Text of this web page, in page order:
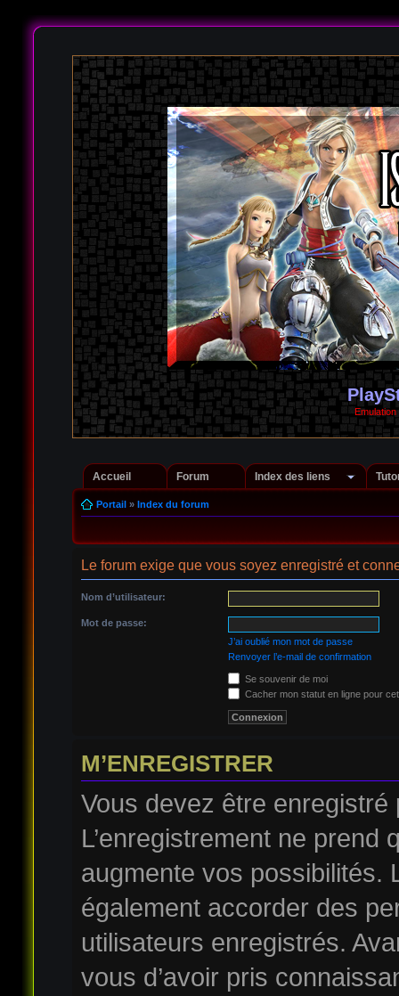
Accueil Forum Index des liens
Portail» Index du forum
Le forum exige que vous soyez enregistré et
Nom d’utilisateur:
Mot de passe:
J’ai oublié mon mot de passe
Renvoyer l’e-mail de confirmation
Se souvenir de moi
Cacher mon statut en ligne pour
M’ENREGISTRER
Vous devez être
L’enregistrement ne prend
augmente vos possibilités.
également accorder des
utilisateurs enregistrés.
vous d’avoir pris